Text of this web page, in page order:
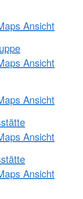
Ansicht
Ansicht
Ansicht
Ansicht
Ansicht